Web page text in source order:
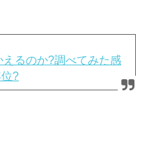
るのか?調べてみた感
?